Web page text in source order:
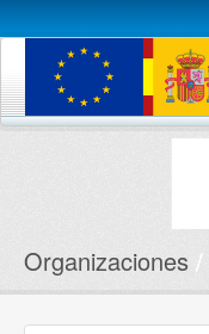
Conjuntos de datos
Organizaciones